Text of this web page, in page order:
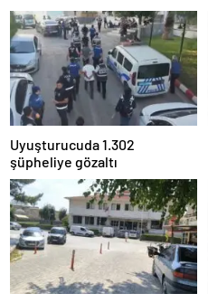
Uyuşturucuda 1.302
şüpheliye gözaltı